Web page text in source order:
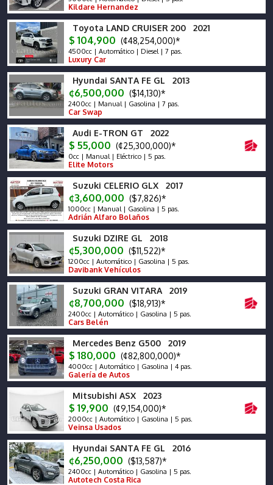
Kildare Hernandez
Toyota LAND CRUISER 200 2021
$ 104,900 (¢48,254,000)*
4500cc | Automático | Diesel | 7 pas.
Luxury Car
Hyundai SANTA FE GL 2013
¢6,500,000 ($14,130)*
2400cc | Manual | Gasolina | 7 pas.
Car Swap
Audi E-TRON GT 2022
$ 55,000 (¢25,300,000)*
0cc | Manual | Eléctrico | 5 pas.
Elite Motors
Suzuki CELERIO GLX 2017
¢3,600,000 ($7,826)*
1000cc | Manual | Gasolina | 5 pas.
Adrián Alfaro Bolaños
Suzuki DZIRE GL 2018
¢5,300,000 ($11,522)*
1200cc | Automático | Gasolina | 5 pas.
Davibank Vehículos
Suzuki GRAN VITARA 2019
¢8,700,000 ($18,913)*
2400cc | Automático | Gasolina | 5 pas.
Cars Belén
Mercedes Benz G500 2019
$ 180,000 (¢82,800,000)*
4000cc | Automático | Gasolina | 4 pas.
Galería de Autos
Mitsubishi ASX 2023
$ 19,900 (¢9,154,000)*
2000cc | Automático | Gasolina | 5 pas.
Veinsa Usados
Hyundai SANTA FE GL 2016
¢6,250,000 ($13,587)*
2400cc | Automático | Gasolina | 5 pas.
Autotech Costa Rica